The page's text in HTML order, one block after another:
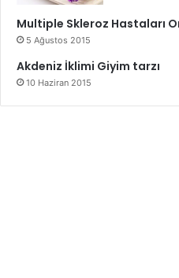
Multiple Skleroz Hastaları
5 Ağustos 2015
Akdeniz İklimi Giyim tarzı
10 Haziran 2015